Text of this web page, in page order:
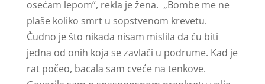
osećam lepom“, rekla je žena. „Bombe me ne
plaše koliko smrt u sopstvenom krevetu.
Čudno je što nikada nisam mislila da ću biti
jedna od onih koja se zavlači u podrume. Kad je
rat počeo, bacala sam cveće na tenkove.